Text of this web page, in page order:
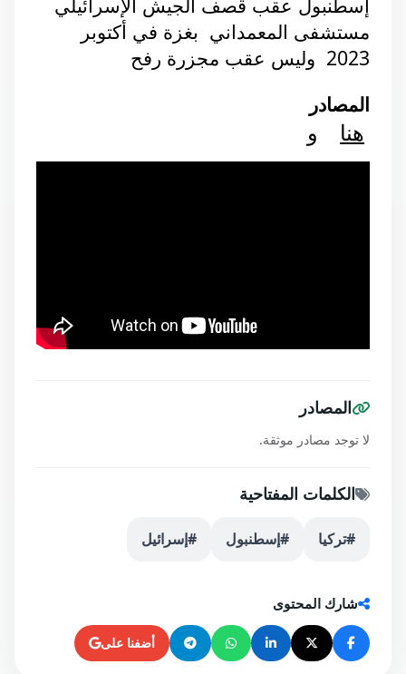
2023  وليس عقب مجزرة رفح
المصادر
هنا و
المصادر
لا توجد مصادر موثقة.
الكلمات المفتاحية
#تركيا #إسطنبول #إسرائيل
شارك المحتوى
أضفنا على